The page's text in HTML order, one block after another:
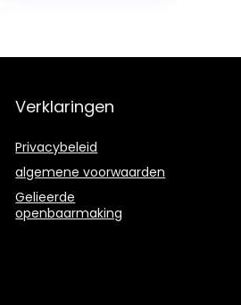
van…
Verklaringen
Privacybeleid
algemene voorwaarden
Gelieerde
openbaarmaking